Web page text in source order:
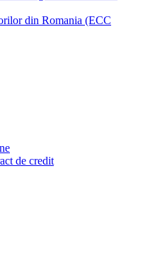
din Romania (ECC
de credit